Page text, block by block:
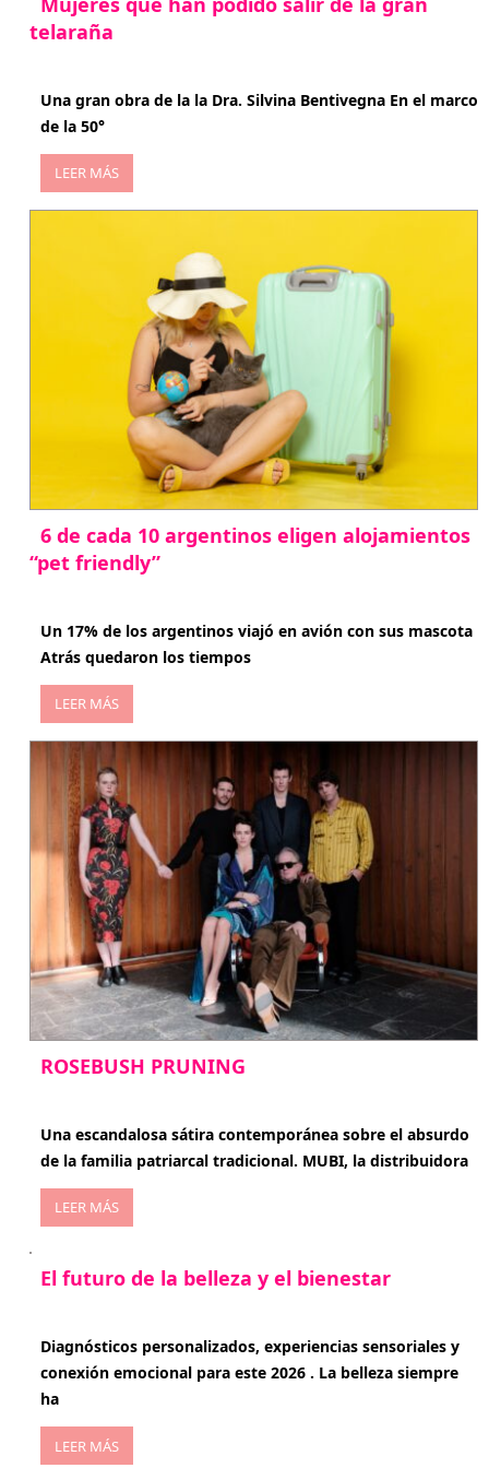
telaraña
Una gran obra de la la Dra. Silvina Bentivegna En el marco
de la 50°
LEER MÁS
6 de cada 10 argentinos eligen alojamientos
“pet friendly”
Un 17% de los argentinos viajó en avión con sus mascota
Atrás quedaron los tiempos
LEER MÁS
ROSEBUSH PRUNING
Una escandalosa sátira contemporánea sobre el absurdo
de la familia patriarcal tradicional. MUBI, la distribuidora
LEER MÁS
El futuro de la belleza y el bienestar
Diagnósticos personalizados, experiencias sensoriales y
conexión emocional para este 2026 . La belleza siempre
ha
LEER MÁS